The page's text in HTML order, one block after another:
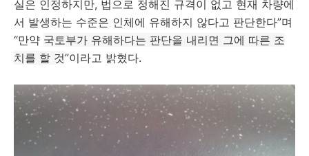
실은 인정하지만, 법으로 정해진 규격이 없고 현재 차량에
서 발생하는 수준은 인체에 유해하지 않다고 판단한다”며
“만약 국토부가 유해하다는 판단을 내리면 그에 따른 조
치를 할 것”이라고 밝혔다.